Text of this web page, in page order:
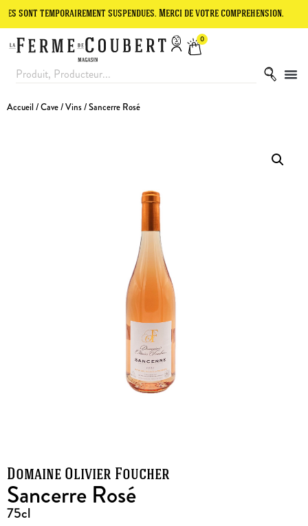
suspendues. Merci de votre compréhension. Le site
0
Accueil /Cave/Vins/ Sancerre Rosé
Domaine Olivier Foucher
Sancerre Rosé
75cl